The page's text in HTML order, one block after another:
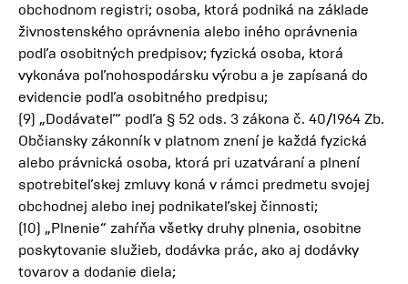
obchodnom registri; osoba, ktorá podniká na základe
živnostenského oprávnenia alebo iného oprávnenia
podľa osobitných predpisov; fyzická osoba, ktorá
vykonáva poľnohospodársku výrobu a je zapísaná do
evidencie podľa osobitného predpisu;
(9) „Dodávateľ“ podľa § 52 ods. 3 zákona č. 40/1964 Zb.
Občiansky zákonník v platnom znení je každá fyzická
alebo právnická osoba, ktorá pri uzatváraní a plnení
spotrebiteľskej zmluvy koná v rámci predmetu svojej
obchodnej alebo inej podnikateľskej činnosti;
(10) „Plnenie“ zahŕňa všetky druhy plnenia, osobitne
poskytovanie služieb, dodávka prác, ako aj dodávky
tovarov a dodanie diela;